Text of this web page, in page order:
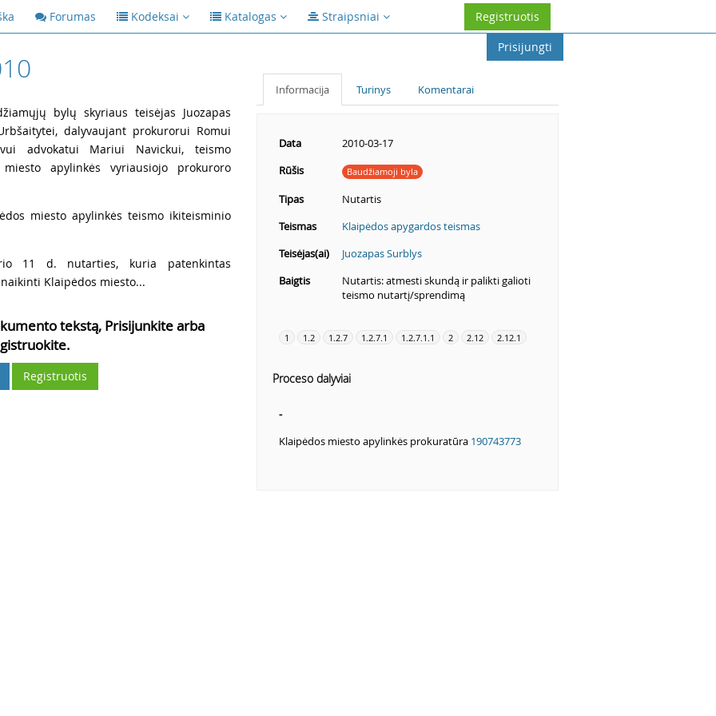
Forumas Kodeksai Katalogas Straipsniai
Registruotis
Prisijungti
bylų skyriaus teisėjas Juozapas
dalyvaujant prokurorui Romui
advokatui Mariui Navickui, teismo
apylinkės vyriausiojo prokuroro
miesto apylinkės teismo ikiteisminio
11 d. nutarties, kuria patenkintas
Klaipėdos miesto...
tekstą, Prisijunkite arba
Registruotis
Informacija Turinys Komentarai
Data
2010-03-17
Rūšis
Baudžiamoji byla
Tipas
Nutartis
Teismas
Klaipėdos apygardos teismas
Teisėjas(ai)
Juozapas Surblys
Baigtis
Nutartis: atmesti skundą ir palikti galioti
teismo nutartį/sprendimą
1 1.2 1.2.7 1.2.7.1 1.2.7.1.1 2 2.12 2.12.1
Proceso dalyviai
-
Klaipėdos miesto apylinkės prokuratūra 190743773